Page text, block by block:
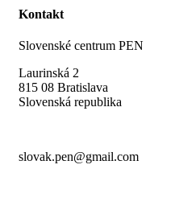
Kontakt
Slovenské centrum PEN
Laurinská 2
815 08 Bratislava
Slovenská republika
slovak.pen@gmail.com